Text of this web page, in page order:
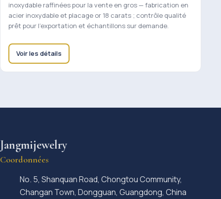
inoxydable raffinées pour la vente en gros — fabrication en
acier inoxydable et placage or 18 carats ; contrôle qualité
prêt pour l'exportation et échantillons sur demande.
Voir les détails
Jangmijewelry
Coordonnées
No. 5, Shanquan Road, Chongtou Community,
Changan Town, Dongguan, Guangdong, China